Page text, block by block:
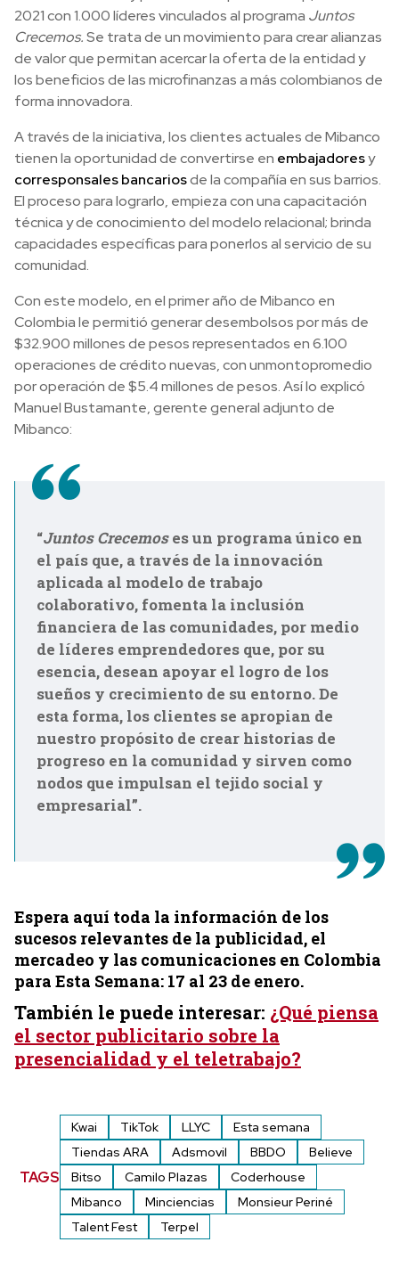
2021 con 1.000 líderes vinculados al programa Juntos
Crecemos.Se trata de un movimiento para crear alianzas
de valor que permitan acercar la oferta de la entidad y
los beneficios de las microfinanzas a más colombianos de
forma innovadora.
A través de la iniciativa, los clientes actuales de Mibanco
tienen la oportunidad de convertirse en embajadoresy
corresponsales bancariosde la compañía en sus barrios.
El proceso para lograrlo, empieza con una capacitación
técnica y de conocimiento del modelo relacional; brinda
capacidades específicas para ponerlos al servicio de su
comunidad.
Con este modelo, en el primer año de Mibanco en
Colombia le permitió generar desembolsos por más de
$32.900 millones de pesos representados en 6.100
operaciones de crédito nuevas, con unmontopromedio
por operación de $5.4 millones de pesos. Así lo explicó
Manuel Bustamante, gerente general adjunto de
Mibanco:
“Juntos Crecemoses un programa único en
el país que, a través de la innovación
aplicada al modelo de trabajo
colaborativo, fomenta la inclusión
financiera de las comunidades, por medio
de líderes emprendedores que, por su
esencia, desean apoyar el logro de los
sueños y crecimiento de su entorno. De
esta forma, los clientes se apropian de
nuestro propósito de crear historias de
progreso en la comunidad y sirven como
nodos que impulsan el tejido social y
empresarial”.
Espera aquí toda la información de los
sucesos relevantes de la publicidad, el
mercadeo y las comunicaciones en Colombia
para Esta Semana: 17 al 23 de enero.
También le puede interesar: ¿Qué piensa
el sector publicitario sobre la
presencialidad y el teletrabajo?
TAGS
Kwai TikTok LLYC
Esta semana
Tiendas ARA
Adsmovil BBDO
Believe
Bitso
Camilo Plazas
Coderhouse
Mibanco
Minciencias
Monsieur Periné
Talent Fest
Terpel